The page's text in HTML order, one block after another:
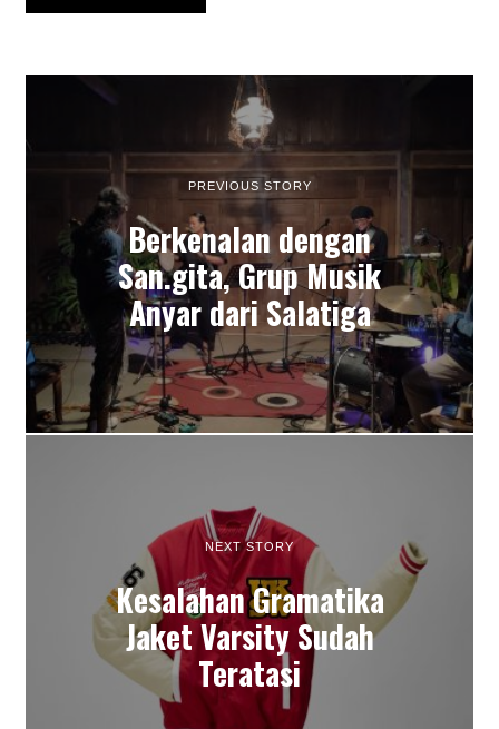
PREVIOUS STORY
Berkenalan dengan
San.gita, Grup Musik
Anyar dari Salatiga
NEXT STORY
Kesalahan Gramatika
Jaket Varsity Sudah
Teratasi